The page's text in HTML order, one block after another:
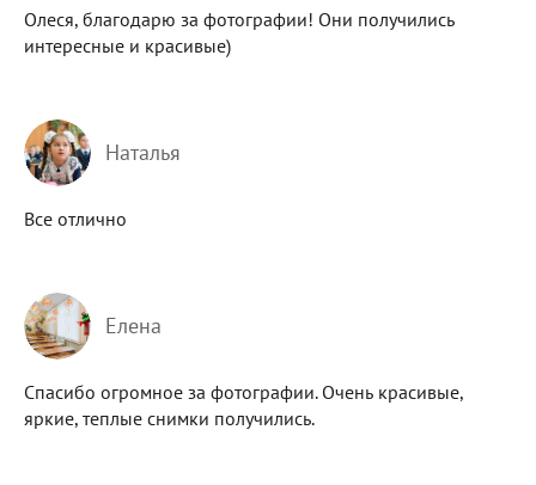
Олеся, благодарю за фотографии! Они получились
интересные и красивые)
Наталья
Все отлично
Елена
Спасибо огромное за фотографии. Очень красивые,
яркие, теплые снимки получились.